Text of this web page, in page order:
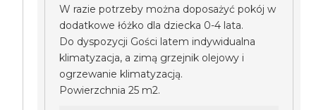
W razie potrzeby można doposażyć pokój w
dodatkowe łóżko dla dziecka 0-4 lata.
Do dyspozycji Gości latem indywidualna
klimatyzacja, a zimą grzejnik olejowy i
ogrzewanie klimatyzacją.
Powierzchnia 25 m2.